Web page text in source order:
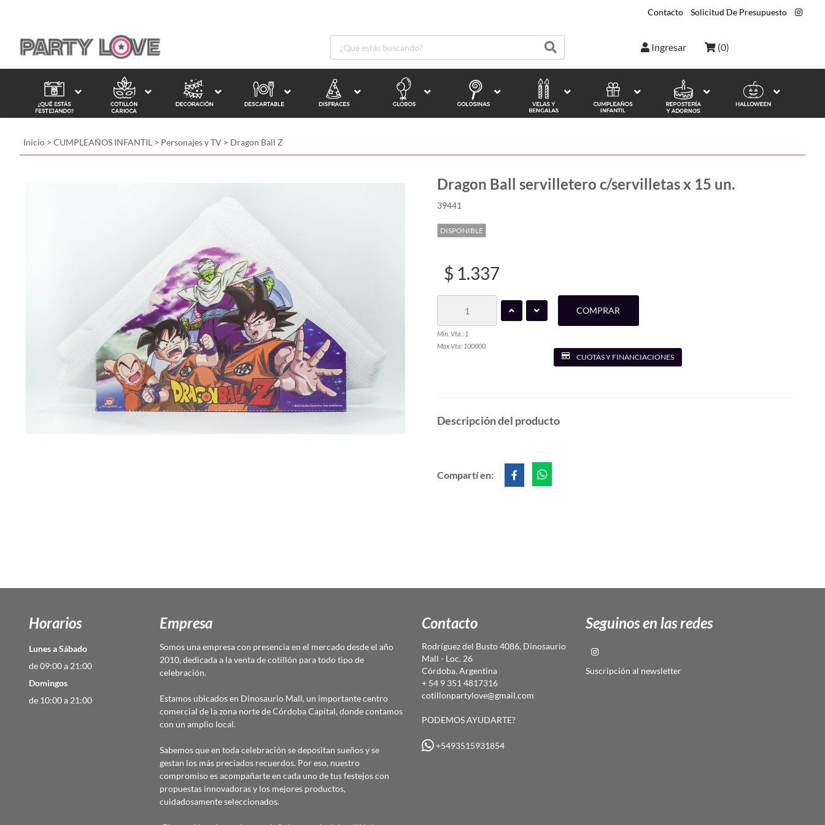
Contacto Solicitud De Presupuesto
Ingresar (0)
Inicio > CUMPLEAÑOS INFANTIL > Personajes y TV > Dragon Ball Z
Dragon Ball servilletero c/servilletas x 15 un.
39441
DISPONIBLE
$ 1.337
Min. Vta.: 1
Max Vta: 100000
COMPRAR
CUOTAS Y FINANCIACIONES
Descripción del producto
Compartí en:
Horarios
Lunes a Sábado
de 09:00 a 21:00
Domingos
de 10:00 a 21:00
Empresa
Somos una empresa con presencia en el mercado desde el año
2010, dedicada a la venta de cotillón para todo tipo de
celebración.
Estamos ubicados en Dinosaurio Mall, un importante centro
comercial de la zona norte de Córdoba Capital, donde contamos
con un amplio local.
Sabemos que en toda celebración se depositan sueños y se
gestan los más preciados recuerdos. Por eso, nuestro
compromiso es acompañarte en cada uno de tus festejos con
propuestas innovadoras y los mejores productos,
cuidadosamente seleccionados.
Contacto
Rodríguez del Busto 4086, Dinosaurio
Mall - Loc. 26
Córdoba, Argentina
+ 54 9 351 4817316
cotillonpartylove@gmail.com
PODEMOS AYUDARTE?
+5493515931854
Seguinos en las redes
Suscripción al newsletter